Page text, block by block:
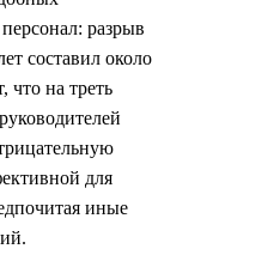
разрыв
составил около
что на треть
для
иные